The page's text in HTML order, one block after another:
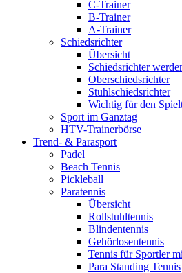
C-Trainer
B-Trainer
A-Trainer
Schiedsrichter
Übersicht
Schiedsrichter
Oberschiedsrichter
Stuhlschiedsrichter
Wichtig für den
Sport im Ganztag
HTV-Trainerbörse
Trend- & Parasport
Padel
Beach Tennis
Pickleball
Paratennis
Übersicht
Rollstuhltennis
Blindentennis
Gehörlosentennis
Tennis für Sportler
Para Standing Tennis